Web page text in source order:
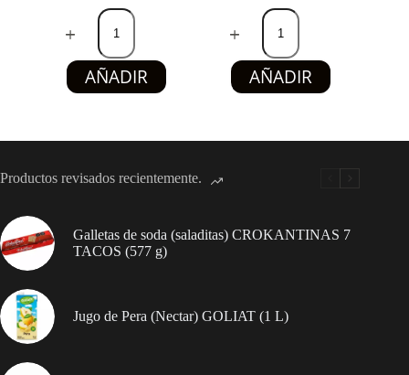
Coditos
Macarrones
PortoBello
Premium
100%
Duro
g)
cantidad
AÑADIR
Lentejas
DEL
CAMPO
(1
Lb)
cantidad
AÑADIR
Productos revisados recientemente.
Galletas de soda (saladitas) CROKANTINAS 7
TACOS (577 g)
Jugo de Pera (Nectar) GOLIAT (1 L)